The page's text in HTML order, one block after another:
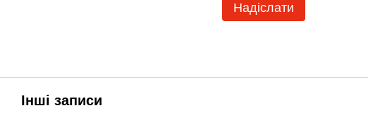
Надіслати
Інші записи